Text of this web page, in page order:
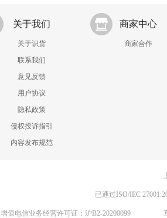
关于我们
关于识货
联系我们
意见反馈
用户协议
隐私政策
侵权投诉指引
内容发布规范
商家中心
商家合作
已通过ISO/IEC
增值电信业务经营许可证：沪B2-20200099